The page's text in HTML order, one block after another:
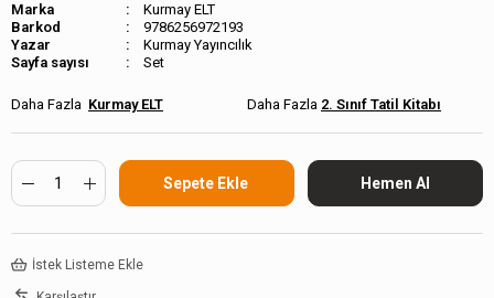
Marka
Kurmay ELT
Barkod
9786256972193
Kurmay Yayıncılık
Sayfa sayısı
Set
Kurmay ELT 2. Sınıf Tatil Kitabı
İstek Listeme Ekle